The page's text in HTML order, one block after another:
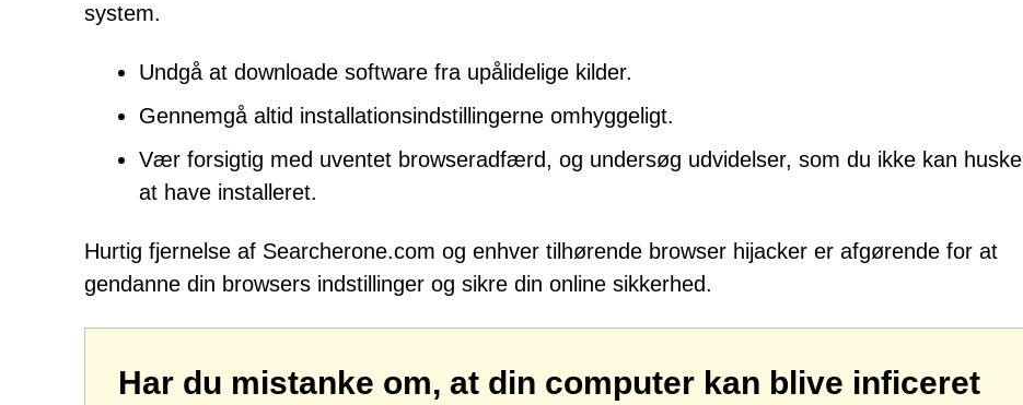
system.
Undgå at downloade software fra upålidelige kilder.
Gennemgå altid installationsindstillingerne omhyggeligt.
Vær forsigtig med uventet browseradfærd, og undersøg udvidelser, som du ikke kan huske
at have installeret.
Hurtig fjernelse af Searcherone.com og enhver tilhørende browser hijacker er afgørende for at
gendanne din browsers indstillinger og sikre din online sikkerhed.
Har du mistanke om, at din computer kan blive inficeret